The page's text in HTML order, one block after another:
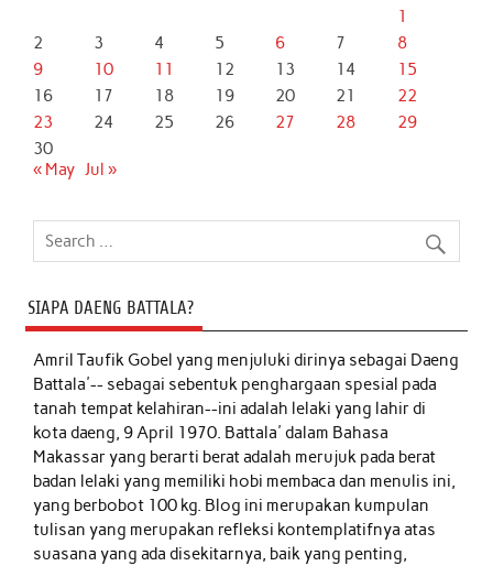
1
2
3 4 5 6 7
8
9
10 11 12 13 14
15
16
17 18 19 20 21
22
23
24 25 26 27 28
29
30
« May Jul »
SIAPA DAENG BATTALA?
Amril Taufik Gobelyang menjuluki dirinya sebagai Daeng
Battala'-- sebagai sebentuk penghargaan spesial pada
tanah tempat kelahiran--ini adalah lelaki yang lahir di
kota daeng, 9 April 1970. Battala' dalam Bahasa
Makassar yang berarti berat adalah merujuk pada berat
badan lelaki yang memiliki hobi membaca dan menulis ini,
yang berbobot 100 kg. Blog ini merupakan kumpulan
tulisan yang merupakan refleksi kontemplatifnya atas
suasana yang ada disekitarnya, baik yang penting,